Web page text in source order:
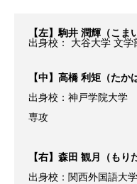
【左】駒井 潤輝（こま
出身校： 大谷大学 文学
【中】高橋 利矩（たか
出身校：神戸学院大
専攻
【右】森田 観月（もり
出身校：関西外国語大